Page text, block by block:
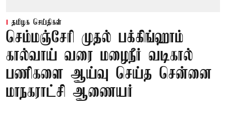
தமிழக செய்திகள்
செம்மஞ்சேரி முதல் பக்கிங்ஹாம்
கால்வாய் வரை மழைநீர் வடிகால்
பணிகளை ஆய்வு செய்த சென்னை
மாநகராட்சி ஆணையர்